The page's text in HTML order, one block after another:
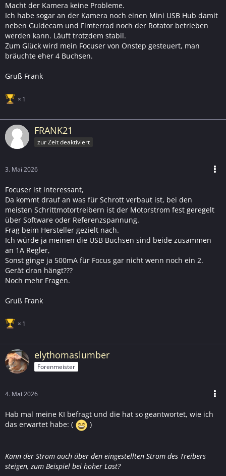
Macht der Kamera keine Probleme.
Ich habe sogar an der Kamera noch einen Mini USB Hub damit
neben Guidecam und Fimterrad noch der Rotator betrieben
werden kann. Läuft trotzdem stabil.
Zum Glück wird mein Focuser von Onstep gesteuert, man
bräuchte eher 4 Buchsen.
Gruß Frank
1
FRANK21
zur Zeit deaktiviert
3. Mai 2026
Focuser ist interessant,
Da kommt drauf an was für Schrott verbaut ist, bei den
meisten Schrittmotortreibern ist der Motorstrom fest geregelt
über Software oder Referenzspannung.
Frag beim Hersteller gezielt nach.
Ich würde ja meinen die USB Buchsen sind beide zusammen
an 1A Regler,
Sonst ginge ja 500mA für Focus gar nicht wenn noch ein 2.
Gerät dran hängt???
Noch mehr Fragen.
Gruß Frank
1
elythomaslumber
Forenmeister
4. Mai 2026
Hab mal meine KI befragt und die hat so geantwortet, wie ich
das erwartet habe: (
)
Kann der Strom auch über den eingestellten Strom des Treibers
steigen, zum Beispiel bei hoher Last?